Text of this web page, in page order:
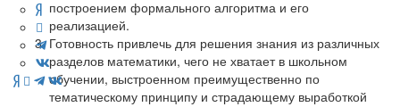
построением формального алгоритма и его
реализацией.
Готовность привлечь для решения знания из различных
разделов математики, чего не хватает в школьном
обучении, выстроенном преимущественно по
тематическому принципу и страдающему выработкой